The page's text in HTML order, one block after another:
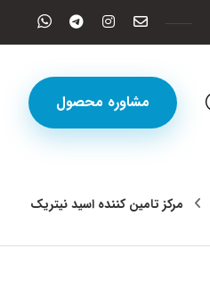
مشاوره محصول
مرکز تامین کننده اسید نیتریک